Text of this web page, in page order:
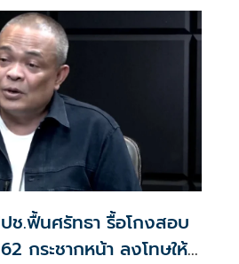
ช.ฟื้นศรัทธา รื้อโกงสอบ
กระชากหน้า ลงโทษให้